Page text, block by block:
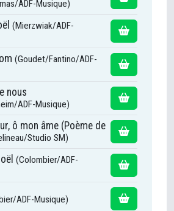
ADF-Musique)
(Mierzwiak/ADF-
(Goudet/Fantino/ADF-
nous
ADF-Musique)
ô mon âme (Poème de
Studio SM)
(Colombier/ADF-
ADF-Musique)